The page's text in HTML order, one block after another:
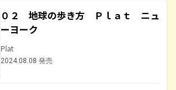
０２ 地球の歩き方 Ｐｌａｔ ニュ
ーヨーク
Plat
2024.08.08 発売